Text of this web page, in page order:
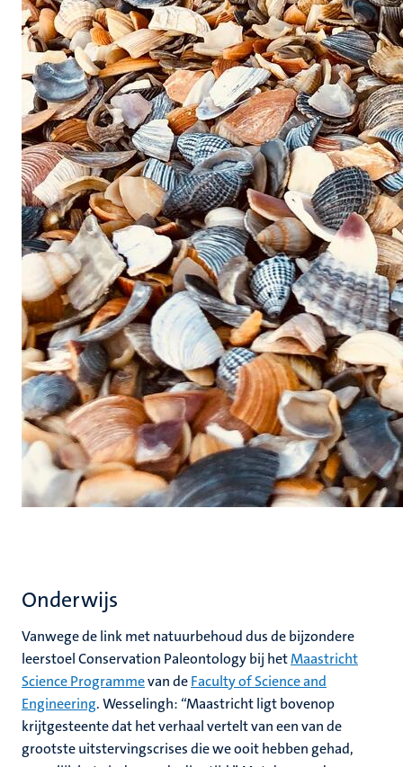
Onderwijs
Vanwege de link met natuurbehoud dus de bijzondere
leerstoel Conservation Paleontology bij hetMaastricht
Science Programmevan deFaculty of Science and
Engineering. Wesselingh: “Maastricht ligt bovenop
krijtgesteente dat het verhaal vertelt van een van de
grootste uitstervingscrises die we ooit hebben gehad,